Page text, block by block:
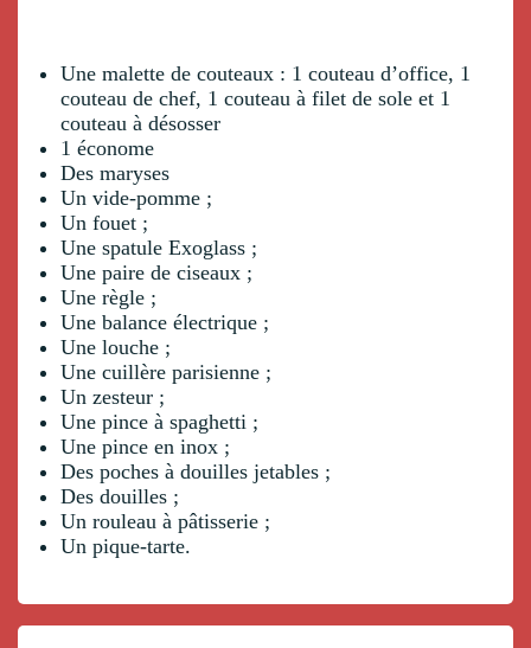
Une malette de couteaux : 1 couteau d’office, 1
couteau de chef, 1 couteau à filet de sole et 1
couteau à désosser
1 économe
Des maryses
Un vide-pomme ;
Un fouet ;
Une spatule Exoglass ;
Une paire de ciseaux ;
Une règle ;
Une balance électrique ;
Une louche ;
Une cuillère parisienne ;
Un zesteur ;
Une pince à spaghetti ;
Une pince en inox ;
Des poches à douilles jetables ;
Des douilles ;
Un rouleau à pâtisserie ;
Un pique-tarte.